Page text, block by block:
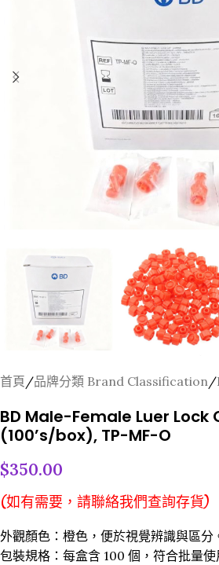
首頁/品牌分類 Brand Classification/
BD Male-Female Luer Lock
(100’s/box), TP-MF-O
$350.00
(如有需要，請聯絡我們查詢存貨)
外觀顏色：橙色，便於視覺辨識與區分
包裝規格：每盒含 100 個，符合批量使